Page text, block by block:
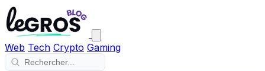
Web Tech Crypto Gaming